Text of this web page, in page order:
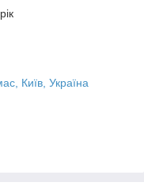
Київ, Україна